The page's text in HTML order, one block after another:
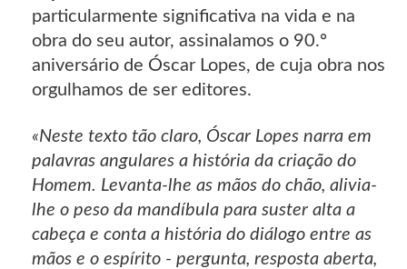
particularmente significativa na vida e na
obra do seu autor, assinalamos o 90.º
aniversário de Óscar Lopes, de cuja obra nos
orgulhamos de ser editores.
«Neste texto tão claro, Óscar Lopes narra em
palavras angulares a história da criação do
Homem. Levanta-lhe as mãos do chão, alivia-
lhe o peso da mandíbula para suster alta a
cabeça e conta a história do diálogo entre as
mãos e o espírito - pergunta, resposta aberta,